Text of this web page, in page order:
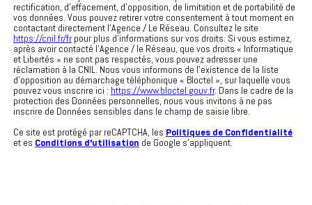
rectification, d’effacement, d’opposition, de limitation et de portabilité de
vos données. Vous pouvez retirer votre consentement à tout moment en
contactant directement l’Agence / Le Réseau. Consultez le site
https://cnil.fr/fr pour plus d’informations sur vos droits. Si vous estimez,
après avoir contacté l'Agence / le Réseau, que vos droits « Informatique
et Libertés » ne sont pas respectés, vous pouvez adresser une
réclamation à la CNIL. Nous vous informons de l’existence de la liste
d'opposition au démarchage téléphonique « Bloctel », sur laquelle vous
pouvez vous inscrire ici : https://www.bloctel.gouv.fr. Dans le cadre de la
protection des Données personnelles, nous vous invitons à ne pas
inscrire de Données sensibles dans le champ de saisie libre.
Ce site est protégé par reCAPTCHA, les Politiques de Confidentialité
et es Conditions d'utilisation de Google s'appliquent.